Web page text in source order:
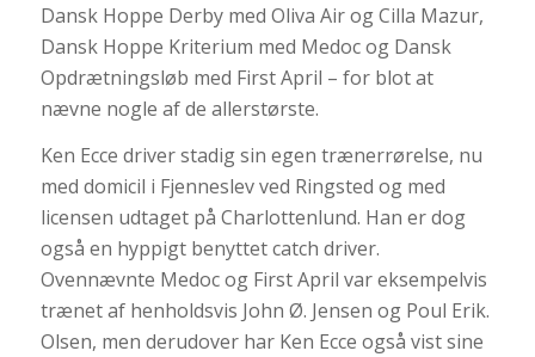
Dansk Hoppe Derby med Oliva Air og Cilla Mazur,
Dansk Hoppe Kriterium med Medoc og Dansk
Opdrætningsløb med First April – for blot at
nævne nogle af de allerstørste.
Ken Ecce driver stadig sin egen trænerrørelse, nu
med domicil i Fjenneslev ved Ringsted og med
licensen udtaget på Charlottenlund. Han er dog
også en hyppigt benyttet catch driver.
Ovennævnte Medoc og First April var eksempelvis
trænet af henholdsvis John Ø. Jensen og Poul Erik.
Olsen, men derudover har Ken Ecce også vist sine